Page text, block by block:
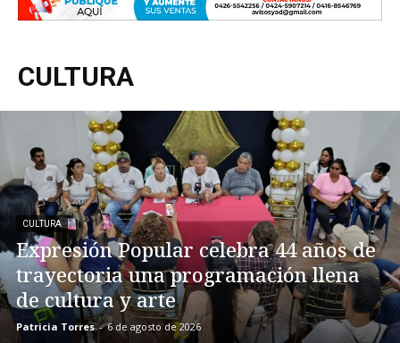
CULTURA
CULTURA
Expresión Popular celebra 44 años de
trayectoria una programación llena
de cultura y arte
Patricia Torres - 6 de agosto de 2026